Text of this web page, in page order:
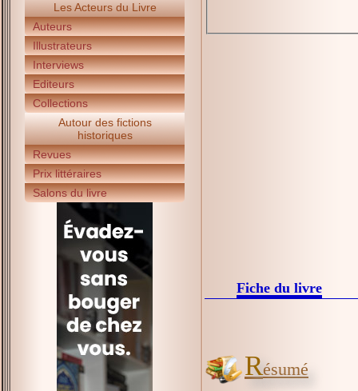
Les Acteurs du Livre
Auteurs
Illustrateurs
Interviews
Editeurs
Collections
Autour des fictions
historiques
Revues
Prix littéraires
Salons du livre
Fiche du livre
Résumé